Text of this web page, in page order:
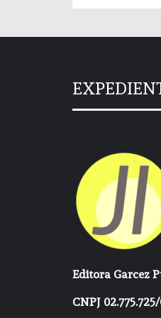
Editora Garcez
CNPJ